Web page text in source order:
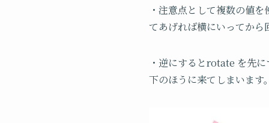
・注意点として複数の値
てあげれば横にいってか
・逆にするとrotate を先
下のほうに来てしまいます